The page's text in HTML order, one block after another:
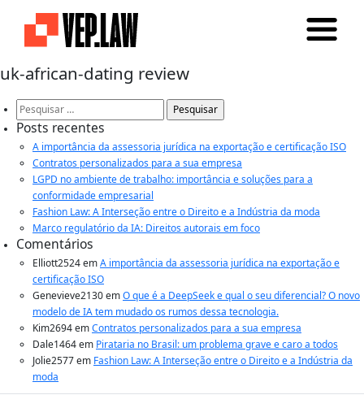
uk-african-dating review
Pesquisar
por:
Posts recentes
A importância da assessoria jurídica na exportação e certificação ISO
Contratos personalizados para a sua empresa
LGPD no ambiente de trabalho: importância e soluções para a
conformidade empresarial
Fashion Law: A Interseção entre o Direito e a Indústria da moda
Marco regulatório da IA: Direitos autorais em foco
Comentários
Elliott2524emA importância da assessoria jurídica na exportação e
certificação ISO
Genevieve2130emO que é a DeepSeek e qual o seu diferencial? O novo
modelo de IA tem mudado os rumos dessa tecnologia.
Kim2694emContratos personalizados para a sua empresa
Dale1464em Pirataria no Brasil: um problema grave e caro a todos
Jolie2577em Fashion Law: A Interseção entre o Direito e a Indústria da
moda